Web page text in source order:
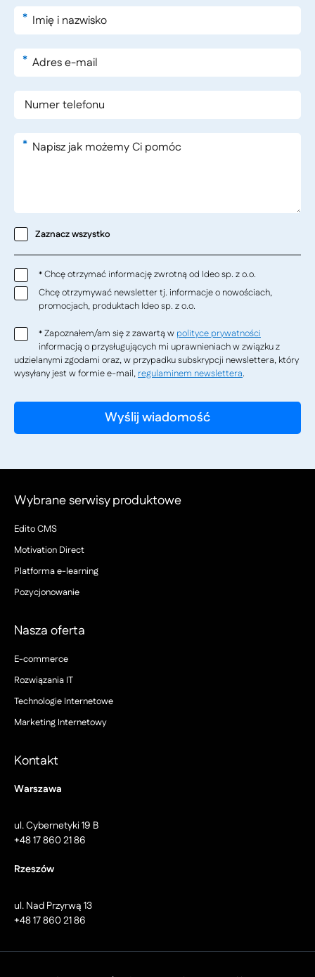
*
*
*
Zaznacz wszystko
*Chcę otrzymać informację zwrotną od Ideo sp. z o.o.
Chcę otrzymywać newsletter tj. informacje o nowościach,
promocjach, produktach Ideo sp. z o.o.
*Zapoznałem/am się z zawartą w polityce prywatności
informacją o przysługujących mi uprawnieniach w związku z
udzielanymi zgodami oraz, w przypadku subskrypcji newslettera, który
wysyłany jest w formie e-mail, regulaminem newslettera.
Wybrane serwisy produktowe
Edito CMS
Motivation Direct
Platforma e-learning
Pozycjonowanie
Nasza oferta
E-commerce
Rozwiązania IT
Technologie Internetowe
Marketing Internetowy
Kontakt
Warszawa
ul. Cybernetyki 19 B
+48 17 860 21 86
Rzeszów
ul. Nad Przyrwą 13
+48 17 860 21 86